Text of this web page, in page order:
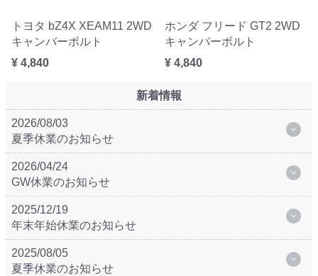
トヨタ bZ4X XEAM11 2WD
キャンバーボルト
¥ 4,840
ホンダ フリード GT2 2WD
キャンバーボルト
¥ 4,840
新着情報
2026/08/03
夏季休業のお知らせ
2026/04/24
GW休業のお知らせ
2025/12/19
年末年始休業のお知らせ
2025/08/05
夏季休業のお知らせ